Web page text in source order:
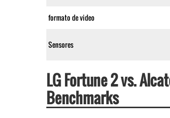
formato de video
Sensores
LG Fortune 2 vs.
Benchmarks